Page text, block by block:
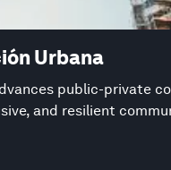
Urbana
public-private
and resilient